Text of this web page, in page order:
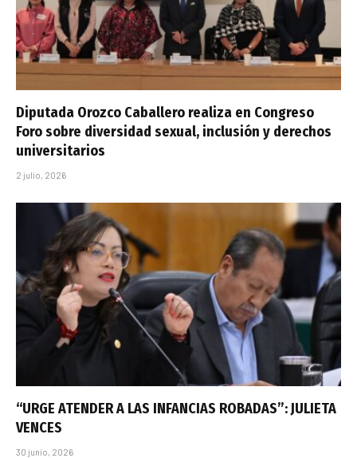
Diputada Orozco Caballero realiza en Congreso
Foro sobre diversidad sexual, inclusión y derechos
universitarios
2 julio, 2026
“URGE ATENDER A LAS INFANCIAS ROBADAS”: JULIETA
VENCES
30 junio, 2026